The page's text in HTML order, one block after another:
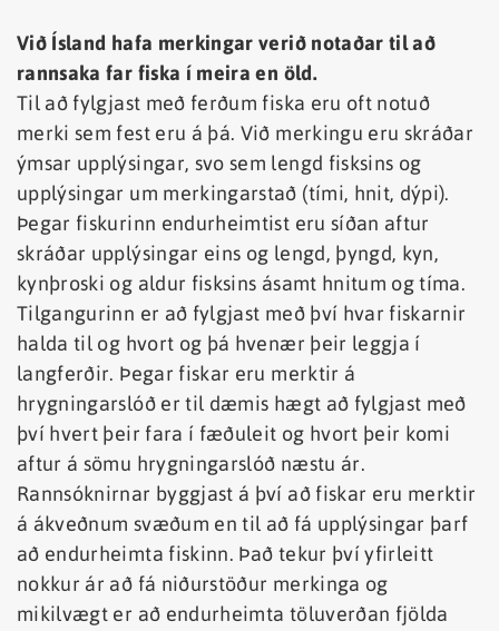
Við Ísland hafa merkingar verið notaðar til að
rannsaka far fiska í meira en öld.
Til að fylgjast með ferðum fiska eru oft notuð
merki sem fest eru á þá. Við merkingu eru skráðar
ýmsar upplýsingar, svo sem lengd fisksins og
upplýsingar um merkingarstað (tími, hnit, dýpi).
Þegar fiskurinn endurheimtist eru síðan aftur
skráðar upplýsingar eins og lengd, þyngd, kyn,
kynþroski og aldur fisksins ásamt hnitum og tíma.
Tilgangurinn er að fylgjast með því hvar fiskarnir
halda til og hvort og þá hvenær þeir leggja í
langferðir. Þegar fiskar eru merktir á
hrygningarslóð er til dæmis hægt að fylgjast með
því hvert þeir fara í fæðuleit og hvort þeir komi
aftur á sömu hrygningarslóð næstu ár.
Rannsóknirnar byggjast á því að fiskar eru merktir
á ákveðnum svæðum en til að fá upplýsingar þarf
að endurheimta fiskinn. Það tekur því yfirleitt
nokkur ár að fá niðurstöður merkinga og
mikilvægt er að endurheimta töluverðan fjölda